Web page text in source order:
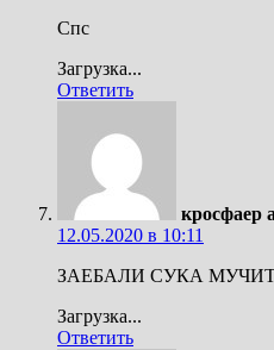
Спс
Загрузка...
Ответить
кросфаер
12.05.2020 в 10:11
ЗАЕБАЛИ СУКА
Загрузка...
Ответить